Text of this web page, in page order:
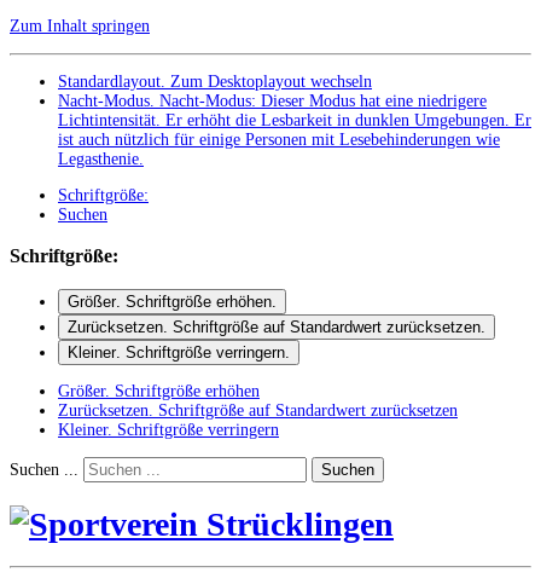
Zum Inhalt springen
Standardlayout. Zum Desktoplayout wechseln
Nacht-Modus. Nacht-Modus: Dieser Modus hat eine niedrigere
Lichtintensität. Er erhöht die Lesbarkeit in dunklen Umgebungen. Er
ist auch nützlich für einige Personen mit Lesebehinderungen wie
Legasthenie.
Schriftgröße:
Suchen
Schriftgröße:
Größer. Schriftgröße erhöhen.
Zurücksetzen . Schriftgröße auf Standardwert zurücksetzen.
Kleiner. Schriftgröße verringern.
Größer. Schriftgröße erhöhen
Zurücksetzen . Schriftgröße auf Standardwert zurücksetzen
Kleiner. Schriftgröße verringern
Suchen ... Suchen